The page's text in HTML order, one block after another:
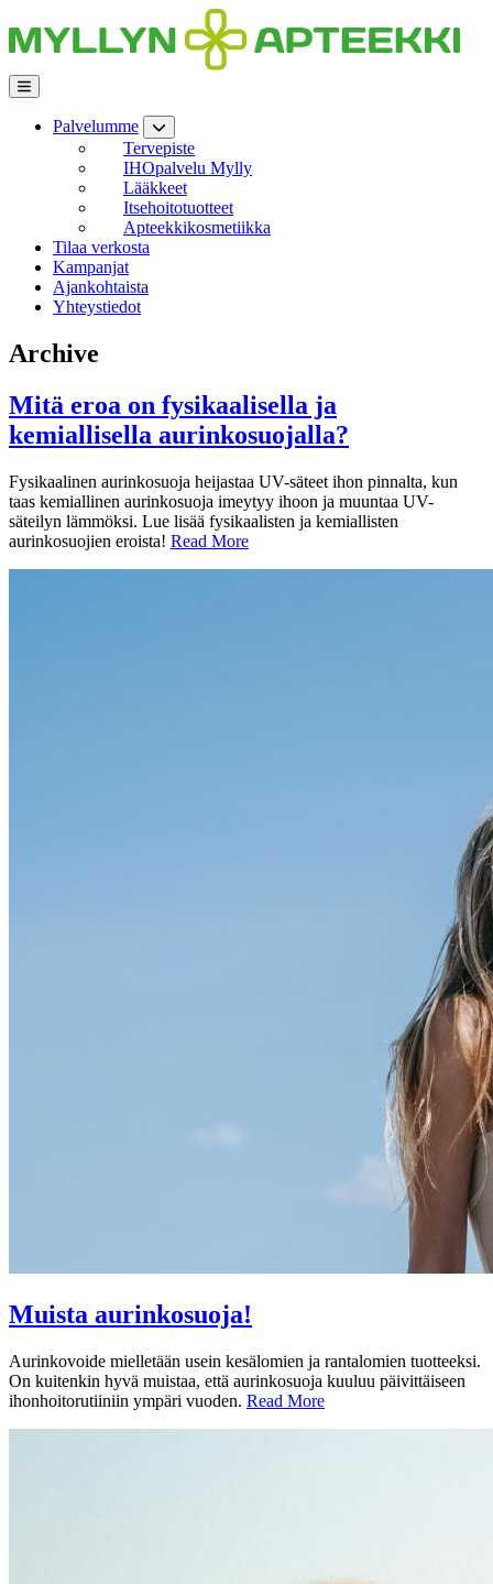
sisältöön
Palvelumme
Tervepiste
IHOpalvelu Mylly
Lääkkeet
Itsehoitotuotteet
Apteekkikosmetiikka
Tilaa verkosta
Kampanjat
Ajankohtaista
Yhteystiedot
Archive
Mitä eroa on fysikaalisella ja
kemiallisella aurinkosuojalla?
Fysikaalinen aurinkosuoja heijastaa UV-säteet ihon pinnalta, kun
taas kemiallinen aurinkosuoja imeytyy ihoon ja muuntaa UV-
säteilyn lämmöksi. Lue lisää fysikaalisten ja kemiallisten
aurinkosuojien eroista! Read More
Muista aurinkosuoja!
Aurinkovoide mielletään usein kesälomien ja rantalomien tuotteeksi.
On kuitenkin hyvä muistaa, että aurinkosuoja kuuluu päivittäiseen
ihonhoitorutiiniin ympäri vuoden. Read More